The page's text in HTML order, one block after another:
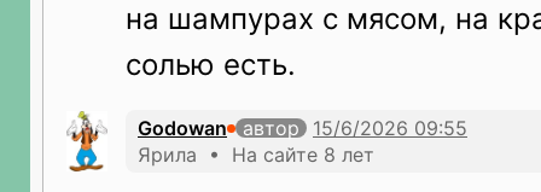
на шампурах с мясом, на
солью есть.
Godowan
автор
Ярила • На сайте 8 лет